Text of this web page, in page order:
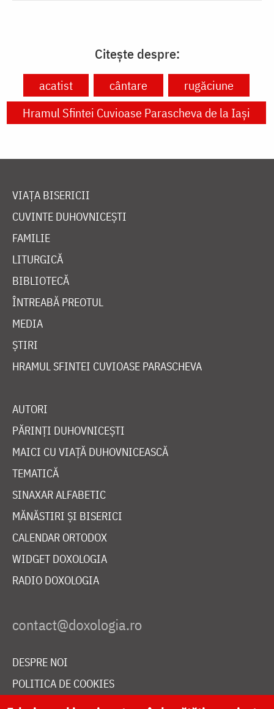
Citește despre:
acatist cântare
rugăciune
Hramul Sfintei Cuvioase Parascheva de la Iași
VIAȚA BISERICII
CUVINTE DUHOVNICEȘTI
FAMILIE
LITURGICĂ
BIBLIOTECĂ
ÎNTREABĂ PREOTUL
MEDIA
ȘTIRI
HRAMUL SFINTEI CUVIOASE PARASCHEVA
AUTORI
PĂRINȚI DUHOVNICEȘTI
MAICI CU VIAȚĂ DUHOVNICEASCĂ
TEMATICĂ
SINAXAR ALFABETIC
MĂNĂSTIRI ȘI BISERICI
CALENDAR ORTODOX
WIDGET DOXOLOGIA
RADIO DOXOLOGIA
DESPRE NOI
POLITICA DE COOKIES
DONEAZĂ ONLINE PENTRU CATEDRALA NAȚIONALĂ